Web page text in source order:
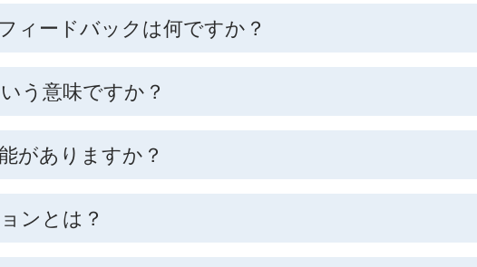
ィードバックは何ですか？
う意味ですか？
がありますか？
ンとは？